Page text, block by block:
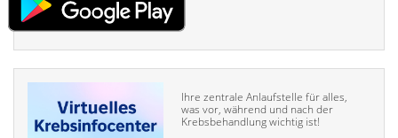
Ihre zentrale Anlaufstelle für alles,
was vor, während und nach der
Krebsbehandlung wichtig ist!